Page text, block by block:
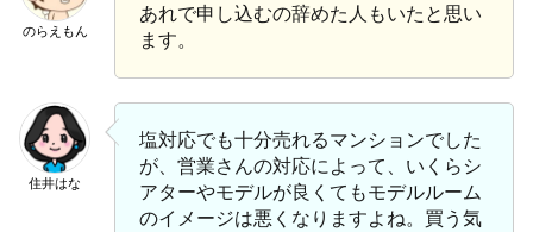
のらえもん
あれで申し込むの辞めた人もいたと思い
ます。
住井はな
塩対応でも十分売れるマンションでした
が、営業さんの対応によって、いくらシ
アターやモデルが良くてもモデルルーム
のイメージは悪くなりますよね。買う気